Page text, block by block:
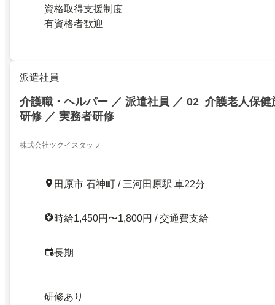
資格取得支援制度
有資格者歓迎
派遣社員
介護職・ヘルパー ／ 派遣社員 ／ 02_介護老人保健
研修 ／ 実務者研修
株式会社ツクイスタッフ
田原市 石神町 / 三河田原駅 車22分
時給1,450円〜1,800円 / 交通費支給
長期
研修あり